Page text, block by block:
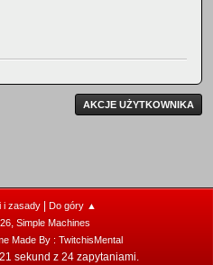
AKCJE UŻYTKOWNIKA
i zasady| Do góry ▲
, Simple Machines
Made By : TwitchisMental
sekund z 24 zapytaniami.